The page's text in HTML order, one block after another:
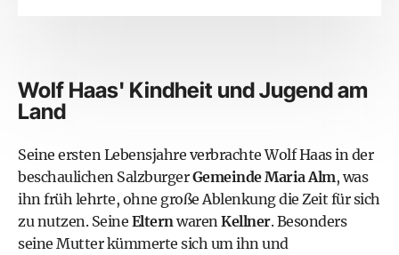
Wolf Haas' Kindheit und Jugend am
Land
Seine ersten Lebensjahre verbrachte Wolf Haas in der
beschaulichen SalzburgerGemeinde Maria Alm, was
ihn früh lehrte, ohne große Ablenkung die Zeit für sich
zu nutzen. Seine Eltern waren Kellner. Besonders
seine Mutter kümmerte sich um ihn und